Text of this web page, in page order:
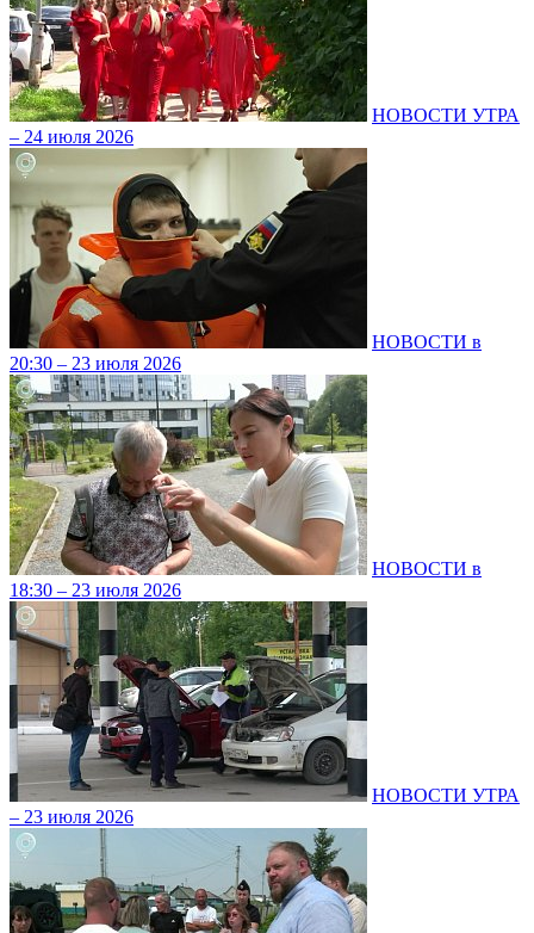
НОВОСТИ УТРА
– 24 июля 2026
НОВОСТИ в
20:30 – 23 июля 2026
НОВОСТИ в
18:30 – 23 июля 2026
НОВОСТИ УТРА
– 23 июля 2026